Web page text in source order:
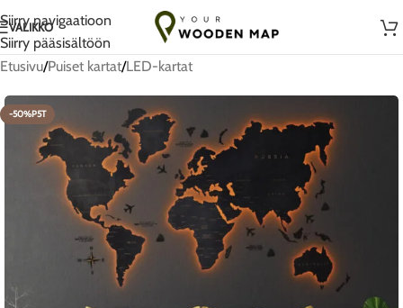
Siirry navigaatioon
Siirry pääsisältöön
Käsintehty rakkaudella Liettuassa
VALIKKO
Etusivu/Puiset kartat/LED-kartat
-50%P5T